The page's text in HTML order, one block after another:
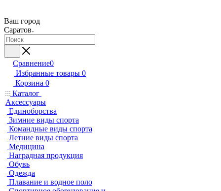
Ваш город
Саратов
Сравнение0
Избранные товары 0
Корзина 0
Каталог
Аксессуары
Единоборства
Зимние виды спорта
Командные виды спорта
Летние виды спорта
Медицина
Наградная продукция
Обувь
Одежда
Плавание и водное поло